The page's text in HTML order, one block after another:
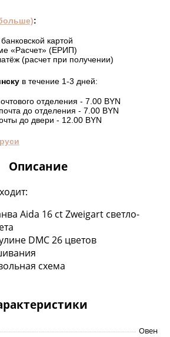
:
картой
«Расчет» (ЕРИП)
(расчет при получении)
в течение 1-3 дней:
отделения - 7.00 BYN
до отделения - 7.00 BYN
до двери - 12.00 BYN
Описание
Aida 16 ct Zweigart светло-
DMC 26 цветов
схема
Овен